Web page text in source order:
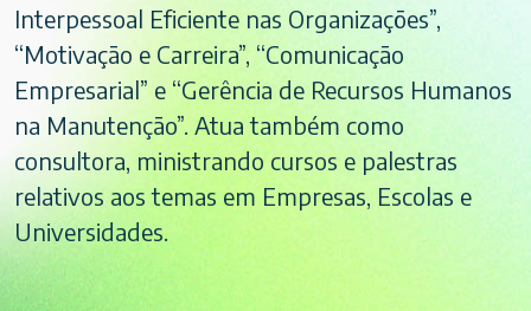
Interpessoal Eficiente nas Organizações”,
“Motivação e Carreira”, “Comunicação
Empresarial” e “Gerência de Recursos Humanos
na Manutenção”. Atua também como
consultora, ministrando cursos e palestras
relativos aos temas em Empresas, Escolas e
Universidades.